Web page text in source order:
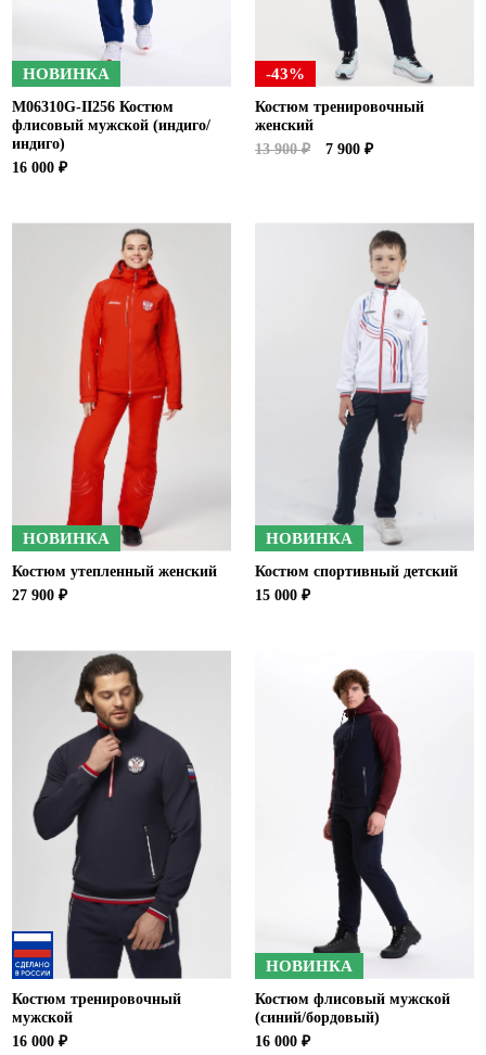
НОВИНКА
M06310G-II256 Костюм
флисовый мужской (индиго/
индиго)
16 000 ₽
-43%
Костюм тренировочный
женский
13 900 ₽
7 900 ₽
НОВИНКА
Костюм утепленный женский
27 900 ₽
НОВИНКА
Костюм спортивный детский
15 000 ₽
Костюм тренировочный
мужской
16 000 ₽
НОВИНКА
Костюм флисовый мужской
(синий/бордовый)
16 000 ₽